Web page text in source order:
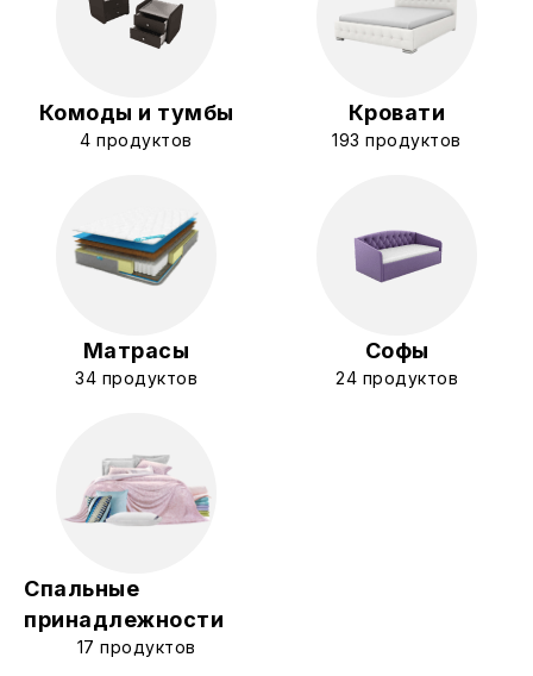
Комоды и тумбы
4 продуктов
Кровати
193 продуктов
Матрасы
34 продуктов
Софы
24 продуктов
Спальные
принадлежности
17 продуктов